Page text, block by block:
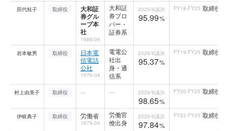
田代桂子 取締役
大和証
券グル
ープ本
社
1986-04
大和証
券プロ
パー・
証券系
2025/6議決
95.99%
FY18-FY25 取締役
岩本敏男 取締役
日本電
信電話
公社
1976-04
電電公
社出
身・通
信系
2026/6議決
95.37%
FY19-FY25 取締役
村上由美子 取締役 — — 2026/6議決
98.65%
FY20-FY25 取締役
伊岐典子 取締役 労働省
1979-04
労働官
僚出身
2026/6議決
97.84%
FY22-FY25 取締役